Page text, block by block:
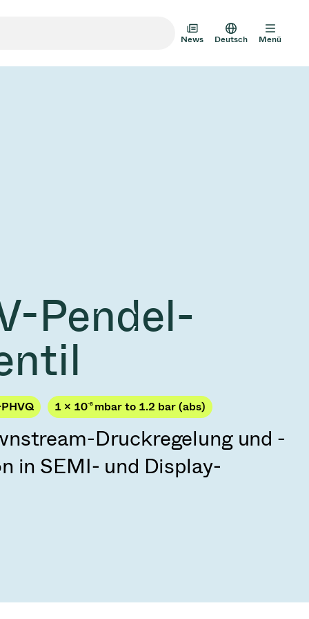
News
KR
VAT Media Release on
Acquisition of Atonarp
Ad hoc announcement pursuant to Art. 53
Deutsch Menü
Pendel-
1 × 10-8 mbar to 1.2 bar (abs)
Druckregelung und -
in SEMI- und Display-